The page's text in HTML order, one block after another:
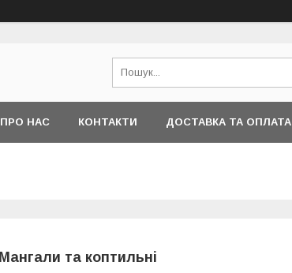
ПРО НАС КОНТАКТИ ДОСТАВКА ТА ОПЛАТА
Мангали та коптильні